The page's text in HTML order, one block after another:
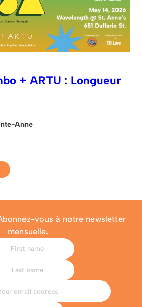
+ ARTU : Longueur
Anne
vous à notre newsletter
mensuelle.